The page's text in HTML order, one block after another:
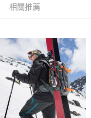
的支付方式。 讓您購物簡單
值。
帳。
將跳轉至「AFTEE先享後付」
相關推薦